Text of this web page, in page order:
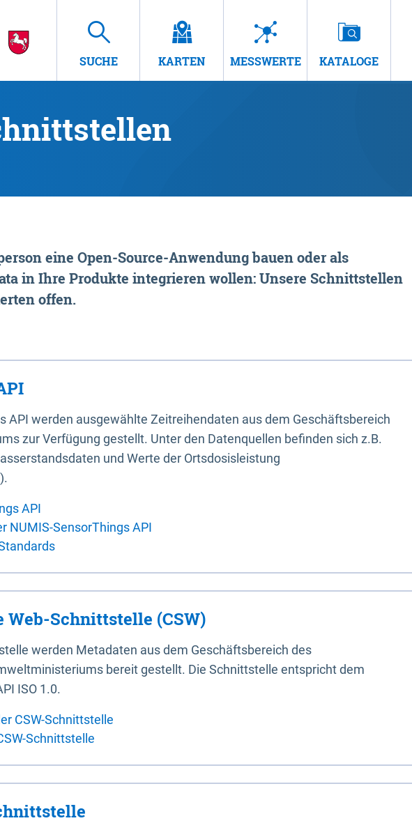
SUCHE KARTEN MESSWERTE KATALOGE
eine Open-Source-Anwendung bauen oder als
in Ihre Produkte integrieren wollen: Unsere Schnittstellen
offen.
API werden ausgewählte Zeitreihendaten aus dem Geschäftsbereich
zur Verfügung gestellt. Unter den Datenquellen befinden sich z.B.
und Werte der Ortsdosisleistung
API
NUMIS-SensorThings API
Web-Schnittstelle (CSW)
werden Metadaten aus dem Geschäftsbereich des
bereit gestellt. Die Schnittstelle entspricht dem
ISO 1.0.
CSW-Schnittstelle
Schnittstelle